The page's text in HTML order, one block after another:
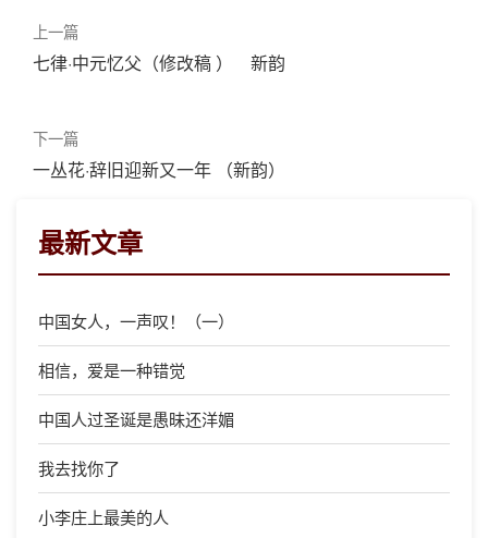
上一篇
七律·中元忆父（修改稿 ） 新韵
下一篇
一丛花·辞旧迎新又一年 （新韵）
最新文章
中国女人，一声叹！（一）
相信，爱是一种错觉
中国人过圣诞是愚昧还洋媚
我去找你了
小李庄上最美的人